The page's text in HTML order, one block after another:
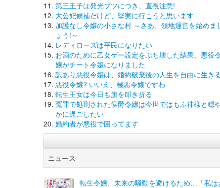
第三王子は発光ブツにつき、直視注意!
大公妃候補だけど、堅実に行こうと思います
加護なし令嬢の小さな村 ～さあ、領地運営を始めま
ょう!～
レディローズは平民になりたい
お酒のために乙女ゲー設定をぶち壊した結果、悪役
嬢がチート令嬢になりました
訳あり悪役令嬢は、婚約破棄後の人生を自由に生き
悪役令嬢? いいえ、極悪令嬢ですわ
転生王女は今日も旗を叩き折る
冤罪で処刑された侯爵令嬢は今世ではもふ神様と穏
かに過ごしたい
婚約者が悪役で困ってます
ニュース
転生令嬢、未来の騒動を避けるため…「私